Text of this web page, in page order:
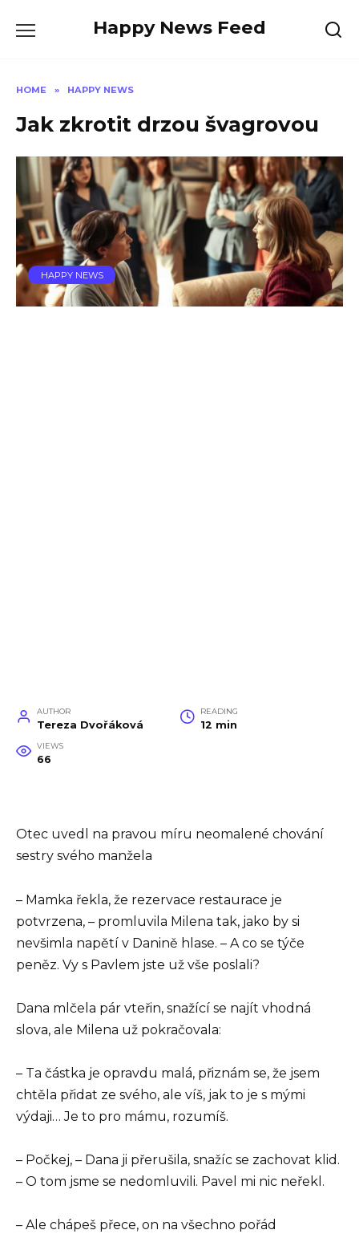
Happy News Feed
HOME » HAPPY NEWS
Jak zkrotit drzou švagrovou
HAPPY NEWS
AUTHOR
Tereza Dvořáková
READING
12 min
VIEWS
66
Otec uvedl na pravou míru neomalené chování
sestry svého manžela
– Mamka řekla, že rezervace restaurace je
potvrzena, – promluvila Milena tak, jako by si
nevšimla napětí v Danině hlase. – A co se týče
peněz. Vy s Pavlem jste už vše poslali?
Dana mlčela pár vteřin, snažící se najít vhodná
slova, ale Milena už pokračovala:
– Ta částka je opravdu malá, přiznám se, že jsem
chtěla přidat ze svého, ale víš, jak to je s mými
výdaji… Je to pro mámu, rozumíš.
– Počkej, – Dana ji přerušila, snažíc se zachovat klid.
– O tom jsme se nedomluvili. Pavel mi nic neřekl.
– Ale chápeš přece, on na všechno pořád